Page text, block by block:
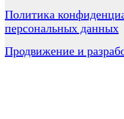
Политика
персональных данных
Продвижение и